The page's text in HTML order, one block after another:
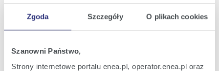
Zgoda Szczegóły O plikach cookies
Szanowni Państwo,
Strony internetowe portalu enea.pl, operator.enea.pl oraz
Niniejszy raport bieżący i zawarte w nim informacje
nie są przeznaczone do publikacji, ogłoszenia lub
rozpowszechniania, bezpośrednio albo pośrednio,
Ameryki albo w innych państwach, w których
publiczne rozpowszechnianie informacji zawartych